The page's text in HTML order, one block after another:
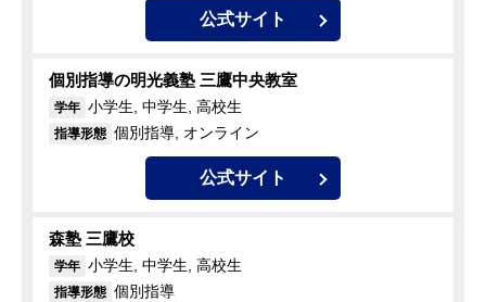
公式サイト
個別指導の明光義塾 三鷹中央教室
学年 小学生, 中学生, 高校生
指導形態 個別指導, オンライン
公式サイト
森塾 三鷹校
学年 小学生, 中学生, 高校生
指導形態 個別指導